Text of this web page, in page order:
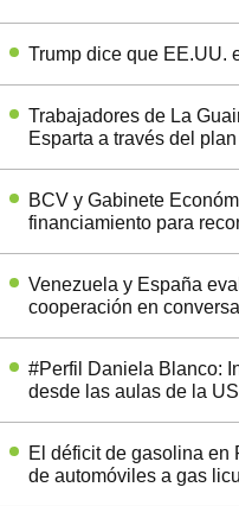
Trump dice que EE.UU.
Trabajadores de La
Esparta a través del
BCV y Gabinete
financiamiento para
Venezuela y España
cooperación en
#Perfil Daniela Blanco:
desde las aulas de la
El déficit de gasolina en
de automóviles a gas